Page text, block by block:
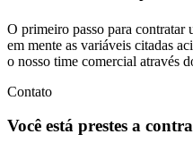
O primeiro passo para contratar
em mente as variáveis citadas
o nosso time comercial através
Contato
Você está prestes a